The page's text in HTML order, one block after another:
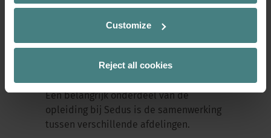
Customize
Reject all cookies
Samenwerking binnen
het bedrijf
Een belangrijk onderdeel van de
opleiding bij Sedus is de samenwerking
tussen verschillende afdelingen.